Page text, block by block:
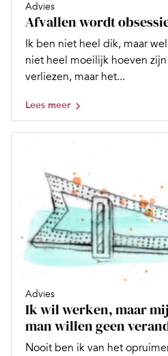
Advies
Afvallen wordt
Ik ben niet heel dik, maar
niet heel moeilijk hoeven zijn
verliezen, maar het...
Lees meer
Advies
Ik wil werken, maar
man willen geen
Nooit ben ik van het